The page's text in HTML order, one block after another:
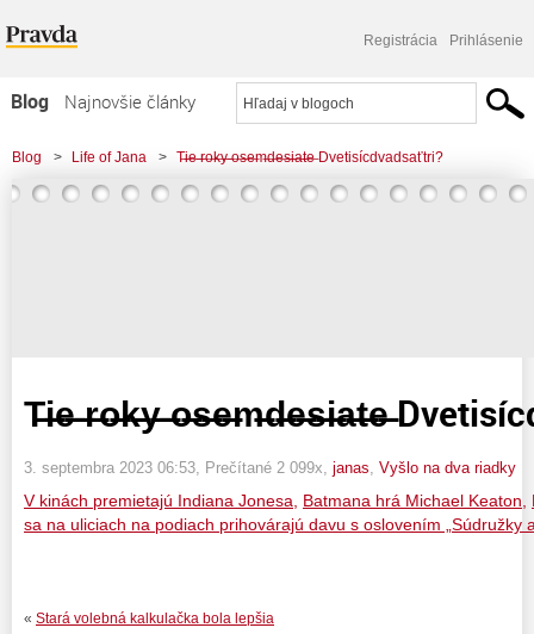
Registrácia Prihlásenie
Blog
Najnovšie články
Najčítanejšie články
Najkomentovanejšie články
Blog > Life of Jana > T̶i̶e̶ ̶r̶o̶k̶y̶ ̶o̶s̶e̶m̶d̶e̶s̶i̶a̶t̶e̶ Dvetisícdvadsaťtri?
T̶i̶e̶ ̶r̶o̶k̶y̶ ̶o̶s̶e̶m̶d̶e̶s̶i̶a̶t̶e̶
3. septembra 2023 06:53 , Prečítané 2 099x, janas Vyšlo na dva riadky
V kinách premietajú Indiana Jonesa, Batmana hrá Michael Keaton,
sa na uliciach na podiach prihovárajú davu s oslovením „Súdružky
« Stará volebná kalkulačka bola lepšia